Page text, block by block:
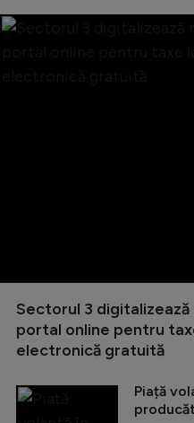
Sectorul 3
portal online pentru
electronică gratuită
Piață